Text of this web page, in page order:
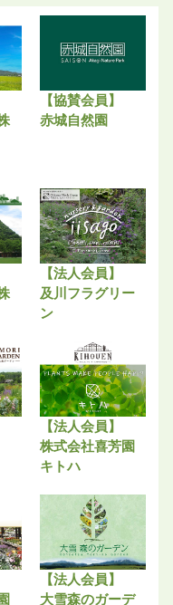
【協賛会員】
赤城自然園
【法人会員】
及川フラグリー
ン
【法人会員】
株式会社喜芳園
キトハ
【法人会員】
大雪森のガーデ